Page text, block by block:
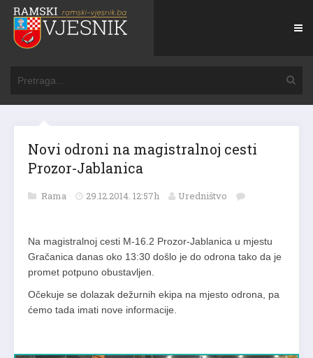
Novi odroni na magistralnoj cesti
Prozor-Jablanica
Rama 29.12.2014. 12:57h Uredništvo
Na magistralnoj cesti M-16.2 Prozor-Jablanica u mjestu
Gračanica danas oko 13:30 došlo je do odrona tako da je
promet potpuno obustavljen.
Očekuje se dolazak dežurnih ekipa na mjesto odrona, pa
ćemo tada imati nove informacije.